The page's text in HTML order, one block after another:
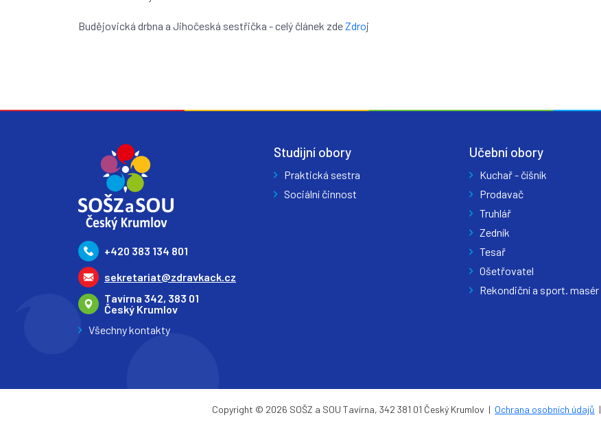
Budějovická drbna a Jihočeská sestřička - celý článek zdeZdroj
+420 383 134 801
sekretariat@zdravkack.cz
Tavírna 342, 383 01
Český Krumlov
Všechny kontakty
Studijní obory
Praktická sestra
Sociální činnost
Učební obory
Kuchař - číšník
Prodavač
Truhlář
Zedník
Tesař
Ošetřovatel
Rekondiční a sport. masér
Copyright © 2026 SOŠZ a SOU Tavírna, 342 381 01 Český Krumlov | Ochrana osobních údajů |